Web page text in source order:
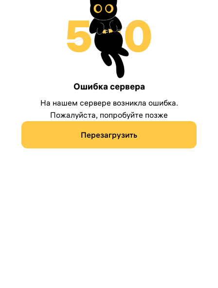
Ошибка сервера
На нашем сервере возникла ошибка.
Пожалуйста, попробуйте позже
Перезагрузить